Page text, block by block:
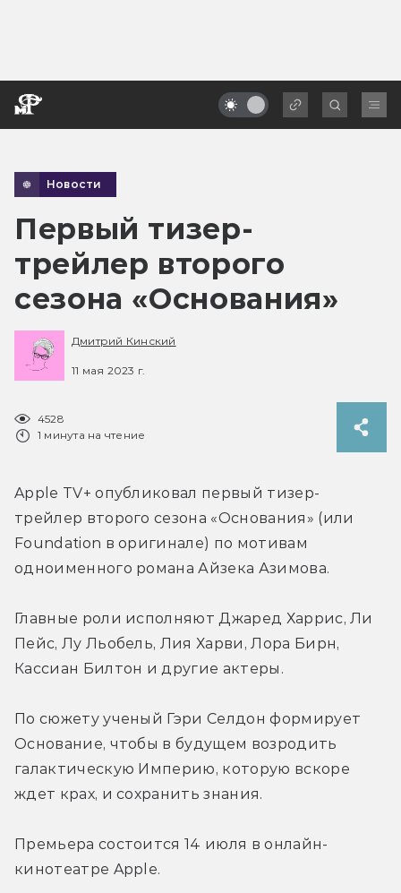
Новости
Первый тизер-
трейлер второго
сезона «Основания»
Дмитрий Кинский
11 мая 2023 г.
4528
1 минута на чтение
Apple TV+ опубликовал первый тизер-
трейлер второго сезона «Основания» (или
Foundation в оригинале) по мотивам
одноименного романа Айзека Азимова.
Главные роли исполняют Джаред Харрис, Ли
Пейс, Лу Льобель, Лия Харви, Лора Бирн,
Кассиан Билтон и другие актеры.
По сюжету ученый Гэри Селдон формирует
Основание, чтобы в будущем возродить
галактическую Империю, которую вскоре
ждет крах, и сохранить знания.
Премьера состоится 14 июля в онлайн-
кинотеатре Apple.